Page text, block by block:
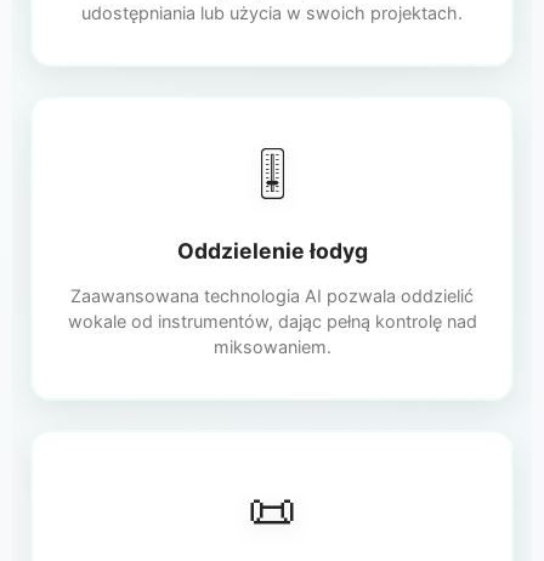
udostępniania lub użycia w swoich projektach.
🎚️
Oddzielenie łodyg
Zaawansowana technologia AI pozwala oddzielić
wokale od instrumentów, dając pełną kontrolę nad
miksowaniem.
📜